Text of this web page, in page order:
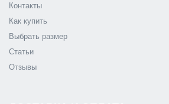
Контакты
Как купить
Выбрать размер
Статьи
Отзывы